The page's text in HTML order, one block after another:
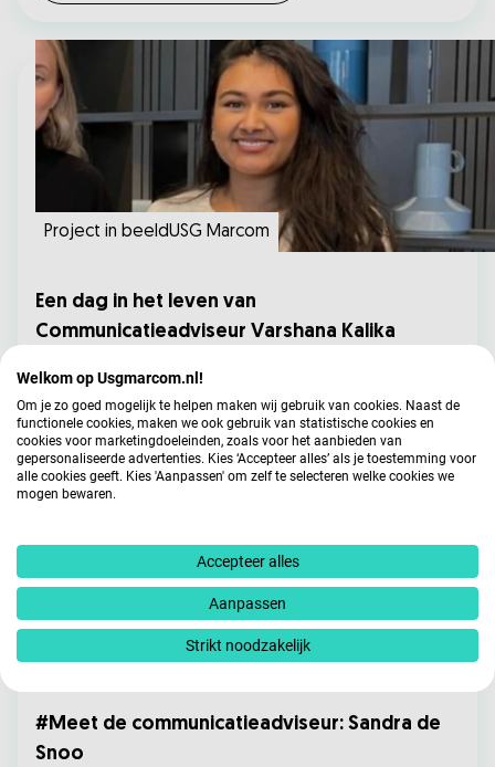
Project in beeldUSG Marcom
Een dag in het leven van
Communicatieadviseur Varshana Kalika
Lees meer
#Meet de communicatieadviseur: Sandra de
Snoo
Welkom op Usgmarcom.nl!
Om je zo goed mogelijk te helpen maken wij gebruik van cookies. Naast de
functionele cookies, maken we ook gebruik van statistische cookies en
cookies voor marketingdoeleinden, zoals voor het aanbieden van
gepersonaliseerde advertenties. Kies ‘Accepteer alles’ als je toestemming voor
alle cookies geeft. Kies 'Aanpassen' om zelf te selecteren welke cookies we
mogen bewaren.
Accepteer alles
Aanpassen
Strikt noodzakelijk